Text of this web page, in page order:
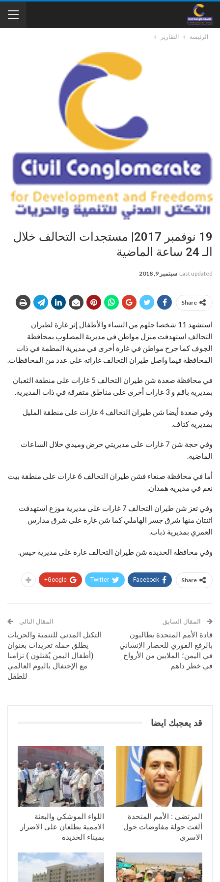
الرئيسة التقارير
19 نوفمبر 2017| مستجدات التحالف خلال
الـ 24 ساعة الماضية
Last updated سبتمبر 9, 2018
Share
استشهد 11 شخصا جلهم من النساء والأطفال إثر غارة لطيران
التحالف استهدفت منزل مواطن في مديرية المصلوب بمحافظة
الجوف كما جرح مواطن في غارة أخرى في مديرية المطمة في ذات
المحافظة فيما واصل طيران التحالف غاراته على عدد من المحافظات.
في محافظة صعدة شن طيران التحالف 5 غارات على منطقة الثعبان
بمديرية باقم و 3 غارات أخرى على مناطق متفرقة في ذات المديرية.
وفي صعدة أيضا شن طيران التحالف 4 غارات على منطقة المليل
بمديرية كتاف.
وفي حجة شن 7 غارات على مديريتي حرض وميدي خلال الساعات
الماضية.
أما في محافظة صنعاء فشن طيران التحالف 6 غارات على منطقة بيت
نعم في مديرية همدان.
وفي تعز شن طيران التحالف 7 غارات على مديرية موزع استهدفت
اثنتان منها شرق جسر الهاملي كما شن غارة على شرق مدارس
العمري بمديرية ذباب.
وفي محافظة الحديدة شن طيران التحالف غارة على مديرية حيس.
Share
Facebook
Twitter
Google+
المقال السابق
قادة الأمم المتحدة يطالبون
بالرفع الفوري للحصار الإنساني
في اليمن؛ الملايين من الأرواح
في خطر داهم
المقال التالي
التكتل المدني للتنمية والحريات
يطلق حملة تغريدات بعنوان
(أطفال اليمن يٌقتلون ) تزامنا
مع الإحتفال باليوم العالمي
للطفل
قد يعجبك ايضا
المرتضى : الأمم المتحدة
ألغت جولة مفاوضات حول
الاسرى
اللواء الموشكي والبعثة
الاممية يطلعان على الاضرار
بميناء الحديدة